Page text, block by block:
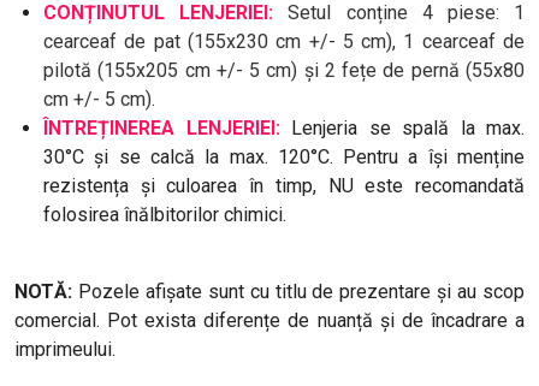
CONȚINUTUL LENJERIEI:Setul conține 4 piese: 1
cearceaf de pat (155x230 cm +/- 5 cm), 1 cearceaf de
pilotă (155x205 cm +/- 5 cm) și 2 fețe de pernă (55x80
cm +/- 5 cm).
ÎNTREȚINEREA LENJERIEI: Lenjeria se spală la max.
30°C și se calcă la max. 120°C. Pentru a își menține
rezistența și culoarea în timp, NU este recomandată
folosirea înălbitorilor chimici.
NOTĂ: Pozele afișate sunt cu titlu de prezentare și au scop
comercial. Pot exista diferențe de nuanță și de încadrare a
imprimeului.